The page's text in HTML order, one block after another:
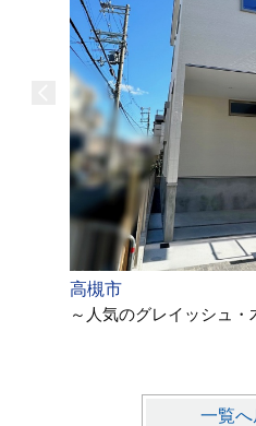
高槻市
～人気のグレイッシュ・
一覧へ